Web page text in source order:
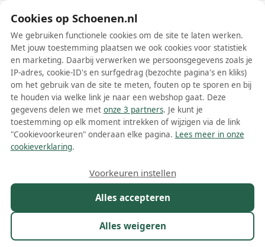
Schoenen.nl
Wis filters Alle filters
Vans SK8 HI herenschoenen
Vans SK8 HI herenschoenen zijn een iconisch model van het
wereldberoemde merk Vans. Deze hoge sneakers hebben een
modeliefhebbers. De schoenen staan bekend om hun comfort,
duurzaamheid en veelzijdigheid, waardoor ze een uitstekende
keuze zijn voor dagelijks gebruik.
Maat Merk 1 Model 1 Kleur Prijs
Cookies op Schoenen.nl
We gebruiken functionele cookies om de site te laten werken.
Met jouw toestemming plaatsen we ook cookies voor statistiek
en marketing. Daarbij verwerken we persoonsgegevens zoals je
IP-adres, cookie-ID's en surfgedrag (bezochte pagina's en kliks)
om het gebruik van de site te meten, fouten op te sporen en bij
te houden via welke link je naar een webshop gaat. Deze
gegevens delen we met onze 3 partners. Je kunt je
toestemming op elk moment intrekken of wijzigen via de link
"Cookievoorkeuren" onderaan elke pagina. Lees meer in onze
cookieverklaring.
Alles accepteren
Alles weigeren
Voorkeuren instellen